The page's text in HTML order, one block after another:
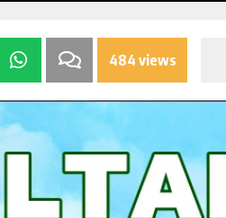
484 views